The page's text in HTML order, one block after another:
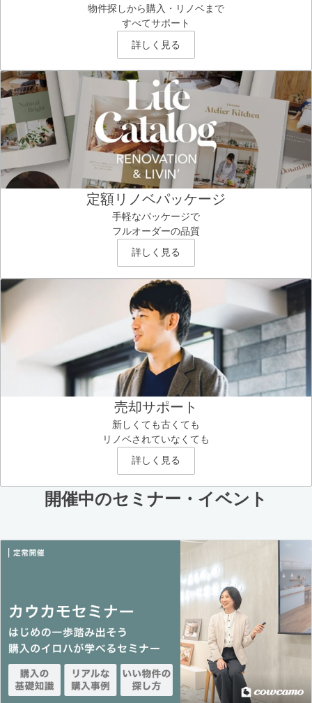
物件探しから購入・リノベまで
すべてサポート
詳しく見る
定額リノベパッケージ
手軽なパッケージで
フルオーダーの品質
詳しく見る
売却サポート
新しくても古くても
リノベされていなくても
詳しく見る
開催中のセミナー・イベント